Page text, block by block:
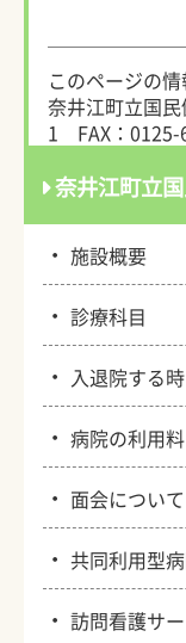
このページの
奈井江町立国
1
FAX：
奈井江町立
・施設概要
・診療科目
・ 入退院する時
・病院の利用料
・ 面会について
・共同利用型
・訪問看護サ